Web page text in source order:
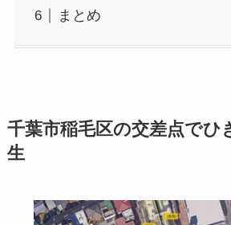
まとめ
千葉市稲毛区の交差点でひ
生